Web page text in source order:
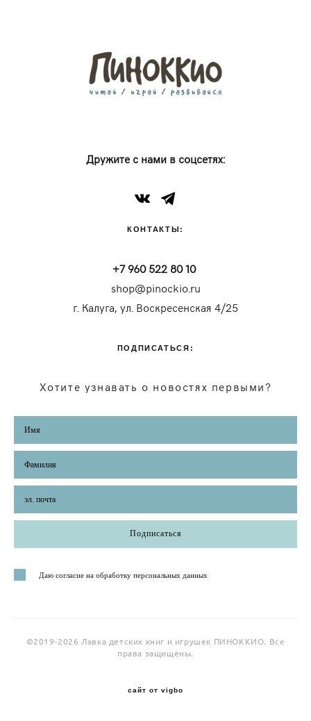
Дружите с нами в соцсетях:
КОНТАКТЫ:
+7 960 522 80 10
shop@pinockio.ru
г. Калуга, ул. Воскресенская 4/25
ПОДПИСАТЬСЯ:
Хотите узнавать о новостях первыми?
Подписаться
Даю согласие на обработку персональных данных
©2019-2026 Лавка детских книг и игрушек ПИНОККИО. Все
права защищены.
сайт от vigbo